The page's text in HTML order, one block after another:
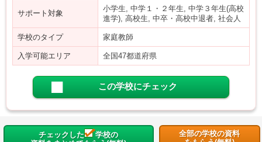
サポート対象
小学生, 中学１・２年生, 中学３年生(高校
進学), 高校生, 中卒・高校中退者, 社会人
学校のタイプ 家庭教師
入学可能エリア 全国47都道府県
この学校にチェック
チェックした
学校の
全部の学校の資料